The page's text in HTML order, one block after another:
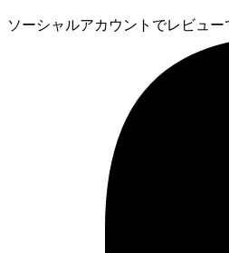
ソーシャルアカウントでレビュー